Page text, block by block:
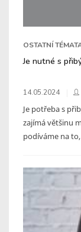
OSTATNÍ
Je nutné s
14.05.2024
Je potřeba s
zajímá většinu
podíváme na